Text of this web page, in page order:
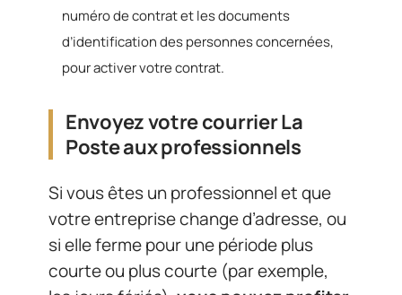
numéro de contrat et les documents
d’identification des personnes concernées,
pour activer votre contrat.
Envoyez votre courrier La
Poste aux professionnels
Si vous êtes un professionnel et que
votre entreprise change d’adresse, ou
si elle ferme pour une période plus
courte ou plus courte (par exemple,